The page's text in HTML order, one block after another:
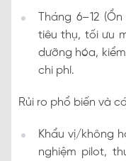
Tháng 6–12
tiêu thụ, tối ưu
dưỡng hóa,
chi phí.
Rủi ro phổ biến và
Khẩu vị/không
nghiệm pilot,